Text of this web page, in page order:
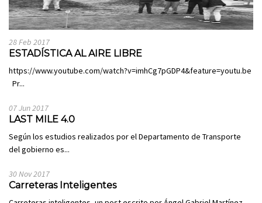
28 Feb 2017
ESTADÍSTICA AL AIRE LIBRE
https://www.youtube.com/watch?v=imhCg7pGDP4&feature=youtu.be
Pr...
07 Jun 2017
LAST MILE 4.0
Según los estudios realizados por el Departamento de Transporte
del gobierno es...
30 Nov 2017
Carreteras Inteligentes